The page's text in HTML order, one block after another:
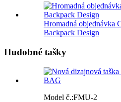
Hromadná objednávka
Backpack Design
Hudobné tašky
Model č.:FMU-2